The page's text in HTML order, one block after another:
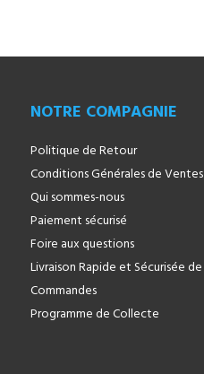
NOTRE COMPAGNIE
Politique de Retour
Conditions Générales de Ventes
Qui sommes-nous
Paiement sécurisé
Foire aux questions
Livraison Rapide et Sécurisée
Commandes
Programme de Collecte